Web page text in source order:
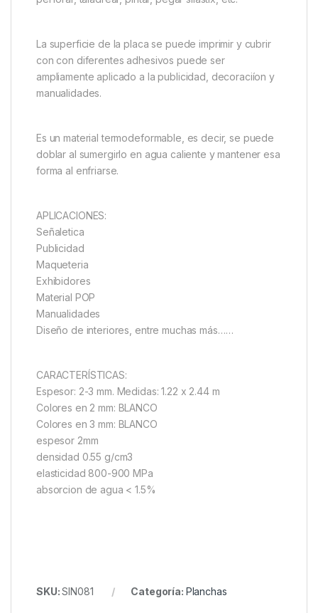
La superficie de la placa se puede imprimir y cubrir
con con diferentes adhesivos puede ser
ampliamente aplicado a la publicidad, decoraciíon y
manualidades.
Es un material termodeformable, es decir, se puede
doblar al sumergirlo en agua caliente y mantener esa
forma al enfriarse.
APLICACIONES:
Señaletica
Publicidad
Maqueteria
Exhibidores
Material POP
Manualidades
Diseño de interiores, entre muchas más……
CARACTERÍSTICAS:
Espesor: 2-3 mm. Medidas: 1.22 x 2.44 m
Colores en 2 mm: BLANCO
Colores en 3 mm: BLANCO
espesor 2mm
densidad 0.55 g/cm3
elasticidad 800-900 MPa
absorcion de agua < 1.5%
SKU:SIN081 Categoría: Planchas